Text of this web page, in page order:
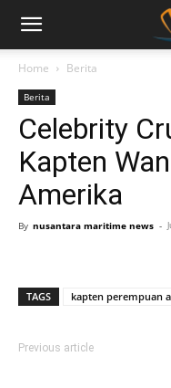
Home Berita
Berita
Celebrity
Kapten
Amerika
By nusantara maritime news -
TAGS kapten perempuan
Previous article